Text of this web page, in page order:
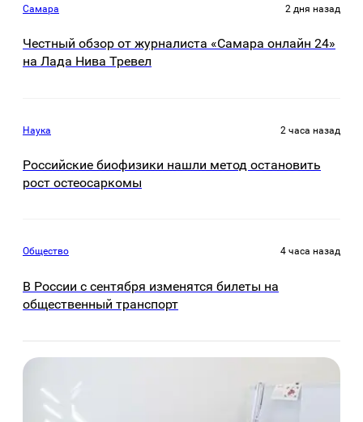
Самара 2 дня назад
Честный обзор от журналиста «Самара онлайн 24»
на Лада Нива Тревел
Наука 2 часа назад
Российские биофизики нашли метод остановить
рост остеосаркомы
Общество 4 часа назад
В России с сентября изменятся билеты на
общественный транспорт